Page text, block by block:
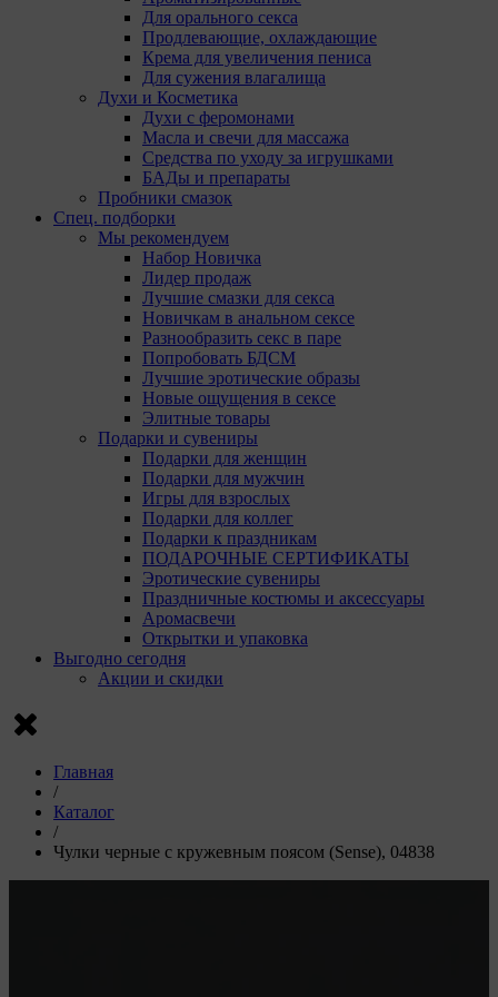
Для орального секса
Продлевающие, охлаждающие
Крема для увеличения пениса
Для сужения влагалища
Духи и Косметика
Духи с феромонами
Масла и свечи для массажа
Средства по уходу за игрушками
БАДы и препараты
Пробники смазок
Спец. подборки
Мы рекомендуем
Набор Новичка
Лидер продаж
Лучшие смазки для секса
Новичкам в анальном сексе
Разнообразить секс в паре
Попробовать БДСМ
Лучшие эротические образы
Новые ощущения в сексе
Элитные товары
Подарки и сувениры
Подарки для женщин
Подарки для мужчин
Игры для взрослых
Подарки для коллег
Подарки к праздникам
ПОДАРОЧНЫЕ СЕРТИФИКАТЫ
Эротические сувениры
Праздничные костюмы и аксессуары
Аромасвечи
Открытки и упаковка
Выгодно сегодня
Акции и скидки
Главная
/
Каталог
/
Чулки черные с кружевным поясом (Sense), 04838